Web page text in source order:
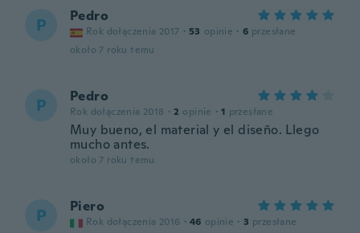
P Pedro
Rok dołączenia 2017 · 53 opinie · 6 przesłane
około 7 roku temu
P Pedro
Rok dołączenia 2018 · 2 opinie · 1 przesłane
Muy bueno, el material y el diseño. Llego
mucho antes.
około 7 roku temu
P Piero
Rok dołączenia 2016 · 46 opinie · 3 przesłane